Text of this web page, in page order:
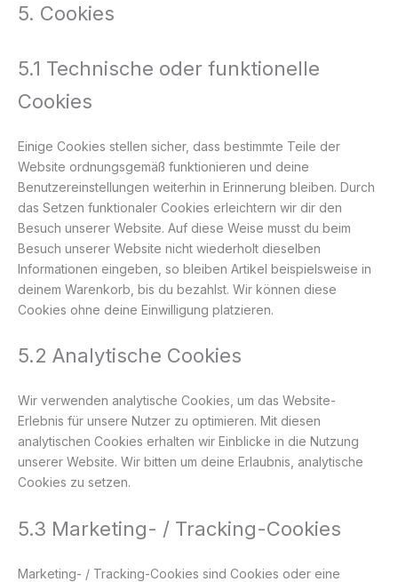
5. Cookies
5.1 Technische oder funktionelle
Cookies
Einige Cookies stellen sicher, dass bestimmte Teile der
Website ordnungsgemäß funktionieren und deine
Benutzereinstellungen weiterhin in Erinnerung bleiben. Durch
das Setzen funktionaler Cookies erleichtern wir dir den
Besuch unserer Website. Auf diese Weise musst du beim
Besuch unserer Website nicht wiederholt dieselben
Informationen eingeben, so bleiben Artikel beispielsweise in
deinem Warenkorb, bis du bezahlst. Wir können diese
Cookies ohne deine Einwilligung platzieren.
5.2 Analytische Cookies
Wir verwenden analytische Cookies, um das Website-
Erlebnis für unsere Nutzer zu optimieren. Mit diesen
analytischen Cookies erhalten wir Einblicke in die Nutzung
unserer Website. Wir bitten um deine Erlaubnis, analytische
Cookies zu setzen.
5.3 Marketing- / Tracking-Cookies
Marketing- / Tracking-Cookies sind Cookies oder eine